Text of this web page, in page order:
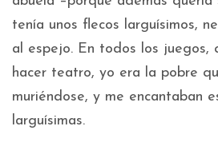
tenía unos flecos larguísimos,
al espejo. En todos los juegos,
hacer teatro, yo era la pobre
muriéndose, y me encantaban
larguísimas.